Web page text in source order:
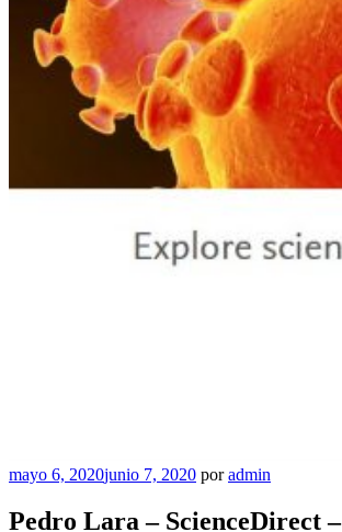
Publicado
mayo 6, 2020junio 7, 2020 poradmin
Pedro Lara – ScienceDirect –